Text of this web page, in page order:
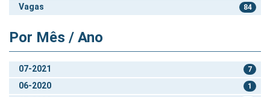
Vagas 84
Por Mês / Ano
07-2021 7
06-2020 1